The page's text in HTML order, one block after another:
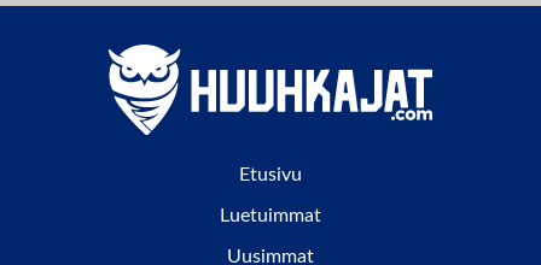
Etusivu
Luetuimmat
Uusimmat